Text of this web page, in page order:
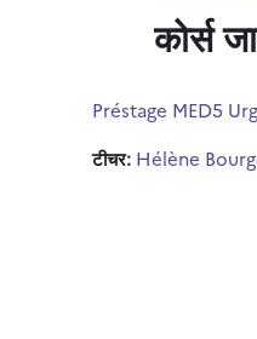
कोर्स
Préstage MED5
टीचर: Hélène